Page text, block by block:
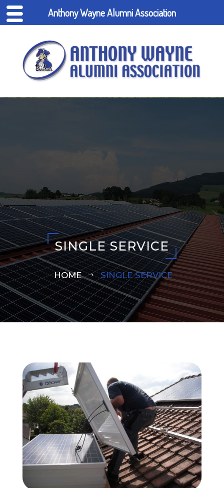
SINGLE SERVICE
HOME SINGLE SERVICE
Anthony Wayne Alumni Association